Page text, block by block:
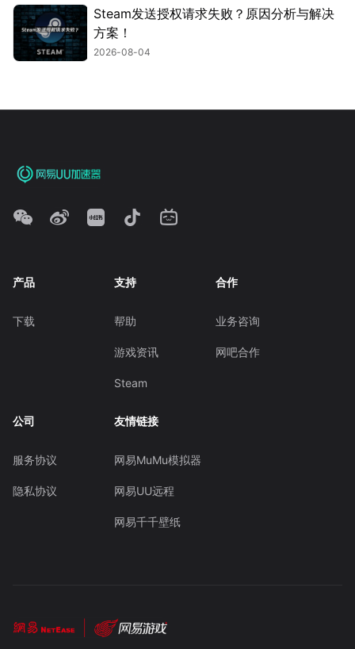
Steam发送授权请求失败？原因分析与解决
方案！
2026-08-04
产品
下载
支持
帮助
游戏资讯
Steam
合作
业务咨询
网吧合作
公司
服务协议
隐私协议
友情链接
网易MuMu模拟器
网易UU远程
网易千千壁纸